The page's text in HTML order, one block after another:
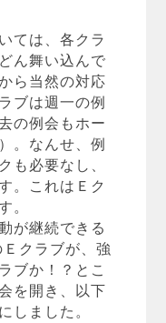
ては、各クラ
ん舞い込んで
ら当然の対応
ブは週一の例
の例会もホー
。なんせ、例
も必要なし、
。これはＥク
。
が継続できる
クラブが、強
ブか！？とこ
を開き、以下
しました。